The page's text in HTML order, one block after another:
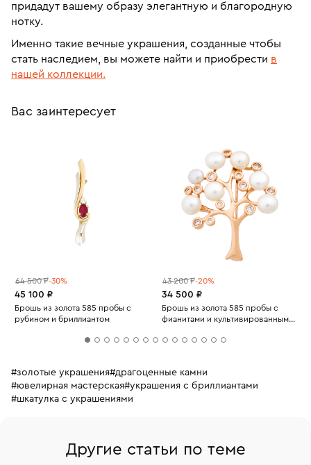
придадут вашему образу элегантную и благородную
нотку.
Именно такие вечные украшения, созданные чтобы
стать наследием, вы можете найти и приобрести в
нашей коллекции.
Вас заинтересует
64 500 ₽-30%
45 100 ₽
Брошь из золота 585 пробы с
рубином и бриллиантом
43 200 ₽-20%
34 500 ₽
Брошь из золота 585 пробы с
фианитами и культивированным
#золотые украшения#драгоценные камни
#ювелирная мастерская#украшения с бриллиантами
#шкатулка с украшениями
Другие статьи по теме